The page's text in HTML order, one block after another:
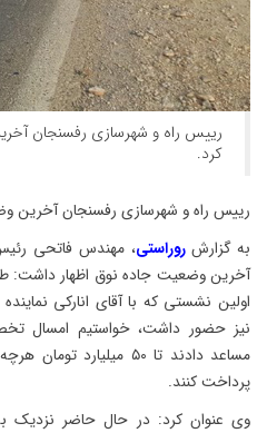
رییس راه و شهرسازی رفسنجان
کرد.
رییس راه و شهرسازی رفسنجان آخرین
به گزارشروراستی، مهندس فاتحی
آخرین وضعیت جاده نوق اظهار داشت:
اولین نشستی که با آقای انارکی
نیز حضور داشت، خواستیم امسال
مساعد دادند تا ۵۰
پرداخت کنند.